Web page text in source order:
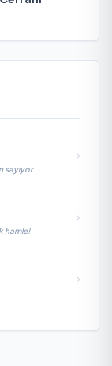
sayıyor
hamle!